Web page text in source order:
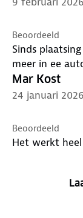
Beoordeeld
Sinds
meer in ee
Mar Kost
24 januari 2026
Beoordeeld
Het werkt